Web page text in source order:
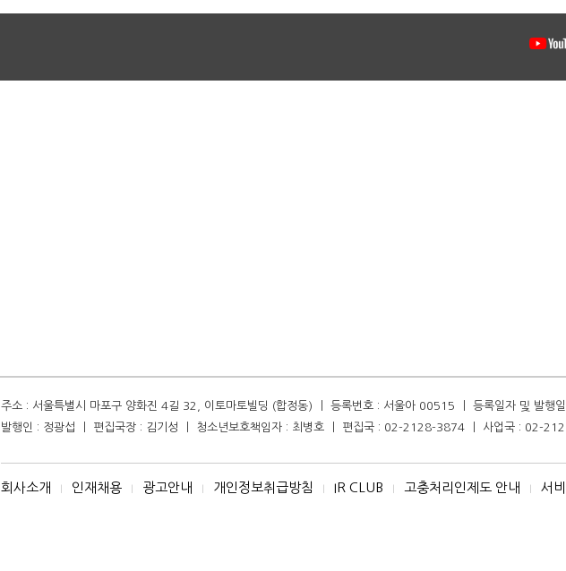
주소 : 서울특별시 마포구 양화진 4길 32, 이토마토빌딩 (합정동) ㅣ 등록번호 : 서울아 00515 ㅣ 등록일자 및 발행
발행인 : 정광섭 ㅣ 편집국장 : 김기성 ㅣ 청소년보호책임자 : 최병호 ㅣ 편집국 : 02-2128-3874 ㅣ 사업국 : 02-
회사소개 I 인재채용 I 광고안내 I 개인정보취급방침 I IR CLUB I 고충처리인제도 안내 I 서